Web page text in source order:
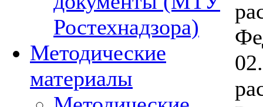
Ростехнадзора)
Методические
материалы